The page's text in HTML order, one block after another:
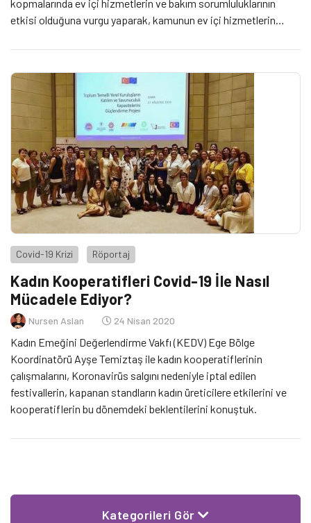
kopmalarında ev içi hizmetlerin ve bakım sorumluluklarının
etkisi olduğuna vurgu yaparak, kamunun ev içi hizmetlerin
ediyor.
Covid-19 Krizi Röportaj
Kadın Kooperatifleri Covid-19 İle Nasıl
Mücadele Ediyor?
Nursen Aslan 24 Nisan 2020
Kadın Emeğini Değerlendirme Vakfı (KEDV) Ege Bölge
Koordinatörü Ayşe Temiztaş ile kadın kooperatiflerinin
çalışmalarını, Koronavirüs salgını nedeniyle iptal edilen
festivallerin, kapanan standların kadın üreticilere etkilerini ve
kooperatiflerin bu dönemdeki beklentilerini konuştuk.
Kategorileri Gör